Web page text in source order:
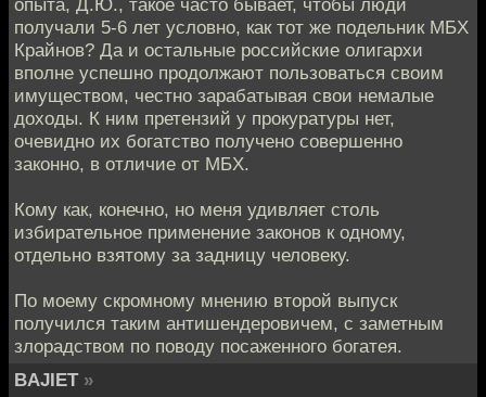
опыта, Д.Ю., такое часто бывает, чтобы люди
получали 5-6 лет условно, как тот же подельник МБХ
Крайнов? Да и остальные российские олигархи
вполне успешно продолжают пользоваться своим
имуществом, честно зарабатывая свои немалые
доходы. К ним претензий у прокуратуры нет,
очевидно их богатство получено совершенно
законно, в отличие от МБХ.
Кому как, конечно, но меня удивляет столь
избирательное применение законов к одному,
отдельно взятому за задницу человеку.
По моему скромному мнению второй выпуск
получился таким антишендеровичем, с заметным
злорадством по поводу посаженного богатея.
BAJIET »